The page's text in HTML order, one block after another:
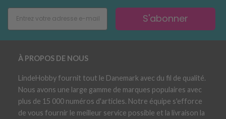
S'abonner
À PROPOS DE NOUS
LindeHobby fournit tout le Danemark avec du fil de qualité.
Nous avons une large gamme de marques populaires avec
plus de 15 000 numéros d'articles. Notre équipe s'efforce
de vous fournir le meilleur service possible et la livraison la